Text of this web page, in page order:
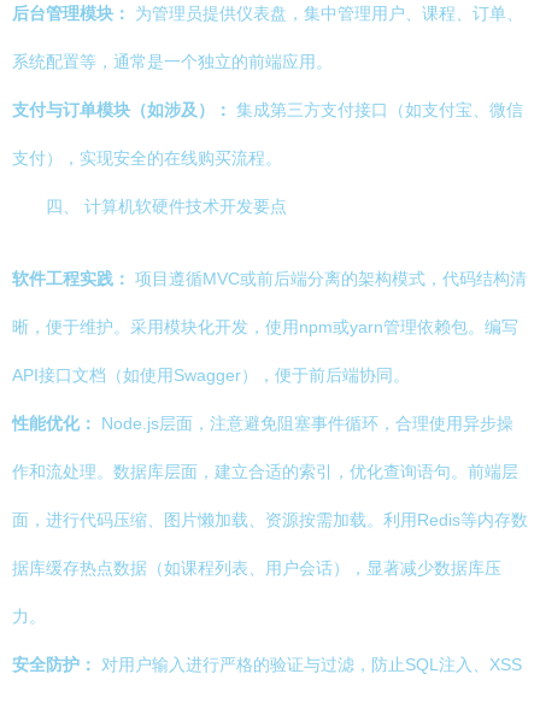
后台管理模块： 为管理员提供仪表盘，集中管理用户、课程、订单、
系统配置等，通常是一个独立的前端应用。
支付与订单模块（如涉及）： 集成第三方支付接口（如支付宝、微信
支付），实现安全的在线购买流程。
四、 计算机软硬件技术开发要点
软件工程实践： 项目遵循MVC或前后端分离的架构模式，代码结构清
晰，便于维护。采用模块化开发，使用npm或yarn管理依赖包。编写
API接口文档（如使用Swagger），便于前后端协同。
性能优化： Node.js层面，注意避免阻塞事件循环，合理使用异步操
作和流处理。数据库层面，建立合适的索引，优化查询语句。前端层
面，进行代码压缩、图片懒加载、资源按需加载。利用Redis等内存数
据库缓存热点数据（如课程列表、用户会话），显著减少数据库压
力。
安全防护： 对用户输入进行严格的验证与过滤，防止SQL注入、XSS